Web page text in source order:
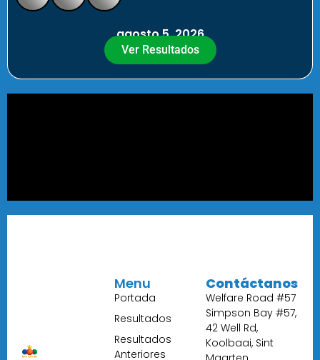
agosto 5, 2026
Ver Resultados
Menu
Portada
Resultados
Resultados
Anteriores
Contáctanos
Welfare Road #57
Simpson Bay #57,
42 Well Rd,
Koolbaai, Sint